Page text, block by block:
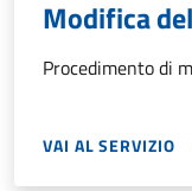
Modifica
Procedimento di
VAI AL SERVIZIO